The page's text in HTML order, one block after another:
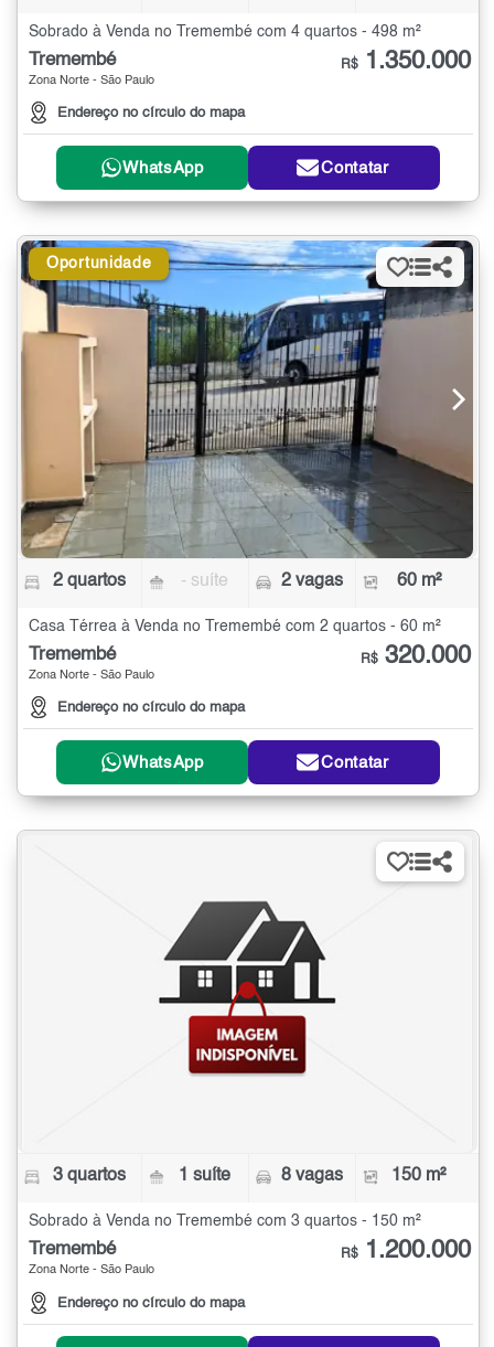
Sobrado à Venda no Tremembé com 4 quartos - 498 m²
Tremembé
Zona Norte - São Paulo
Endereço no círculo do mapa
R$ 1.350.000
WhatsApp Contatar
Oportunidade
2 quartos - suíte 2 vagas 60 m²
Casa Térrea à Venda no Tremembé com 2 quartos - 60 m²
Tremembé
Zona Norte - São Paulo
Endereço no círculo do mapa
R$ 320.000
WhatsApp Contatar
3 quartos 1 suíte 8 vagas 150 m²
Sobrado à Venda no Tremembé com 3 quartos - 150 m²
Tremembé
Zona Norte - São Paulo
Endereço no círculo do mapa
R$ 1.200.000